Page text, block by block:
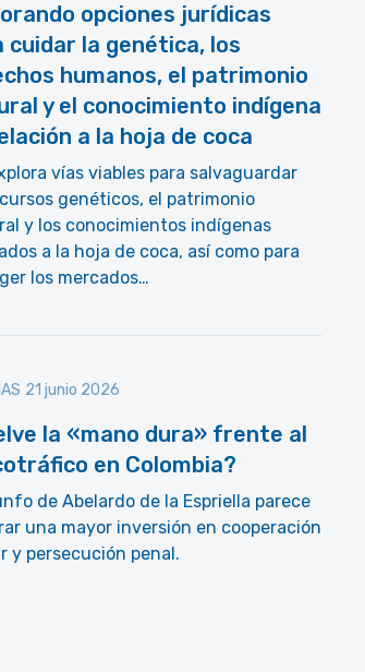
opciones jurídicas
cuidar la genética, los
humanos, el patrimonio
y el conocimiento indígena
a la hoja de coca
vías viables para salvaguardar
genéticos, el patrimonio
y los conocimientos indígenas
a la hoja de coca, así como para
los mercados…
21 junio 2026
la «mano dura» frente al
en Colombia?
de Abelardo de la Espriella parece
una mayor inversión en cooperación
y persecución penal.